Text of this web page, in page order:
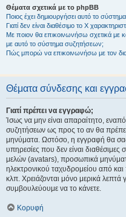
Θέματα σχετικά με το phpBB
Ποιος έχει δημιουργήσει αυτό το
Γιατί δεν είναι διαθέσιμο το Χ
Με ποιον θα επικοινωνήσω σχετικά με
με αυτό το σύστημα συζητήσεων;
Πώς μπορώ να επικοινωνήσω με τον
Θέματα σύνδεσης και
Γιατί πρέπει να εγγραφώ;
Ίσως να μην είναι απαραίτητο,
συζητήσεων ως προς το αν θα
μηνύματα. Ωστόσο, η εγγραφή θα
υπηρεσίες που δεν είναι
μελών (avatars), προσωπικά
ηλεκτρονικού ταχυδρομείου από
κλπ. Χρειάζονται μόνο μερικά
συμβουλεύουμε να το κάνετε.
Κορυφή